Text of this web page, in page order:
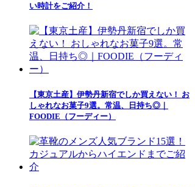
い時計をご紹介！
【東京土産】伊勢丹新宿でしか買えない！ お
しゃれなお菓子9選。常温、日持ち◎｜
FOODIE（フーディー）